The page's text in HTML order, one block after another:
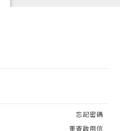
忘記密碼
重寄啟用信